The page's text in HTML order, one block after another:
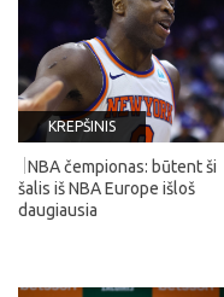
KREPŠINIS
NBA čempionas: būtent ši
šalis iš NBA Europe išloš
daugiausia